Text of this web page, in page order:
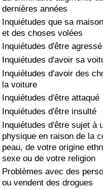
dernières années
Inquiétudes que sa
et des choses volées
Inquiétudes d'être
Inquiétudes d'avoir sa
Inquiétudes d'avoir des
la voiture
Inquiétudes d'être attaqué
Inquiétudes d'être insulté
Inquiétudes d'être sujet à
physique en raison de la
peau, de votre origine
sexe ou de votre religion
Problèmes avec des
ou vendent des drogues
Soins de santé
Indice des soins de
Indice des soins de
Indice des soins de
Pollution
Indice de Pollution
Indice de pollution